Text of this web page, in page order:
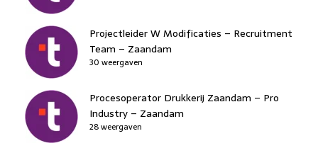
Projectleider W Modificaties – Recruitment
Team – Zaandam
30 weergaven
Procesoperator Drukkerij Zaandam – Pro
Industry – Zaandam
28 weergaven